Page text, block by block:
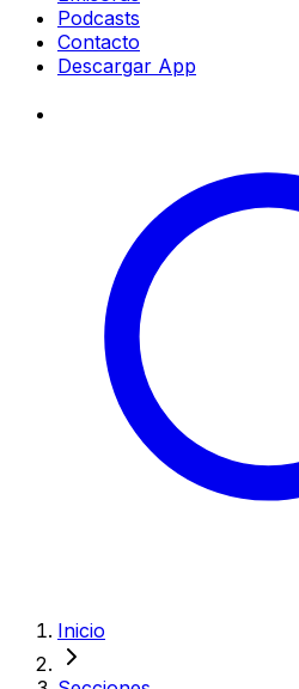
Podcasts
Contacto
Descargar App
Inicio